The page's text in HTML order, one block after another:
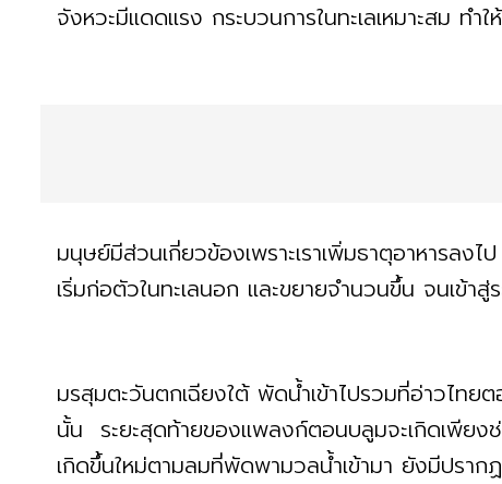
จังหวะมีแดดแรง กระบวนการในทะเลเหมาะสม ทำ
มนุษย์มีส่วนเกี่ยวข้องเพราะเราเพิ่มธาตุอาหารล
เริ่มก่อตัวในทะเลนอก และขยายจำนวนขึ้น จนเข้า
มรสุมตะวันตกเฉียงใต้ พัดน้ำเข้าไปรวมที่อ่าวไทย
นั้น ระยะสุดท้ายของแพลงก์ตอนบลูมจะเกิดเพีย
เกิดขึ้นใหม่ตามลมที่พัดพามวลน้ำเข้ามา ยังมีปรา